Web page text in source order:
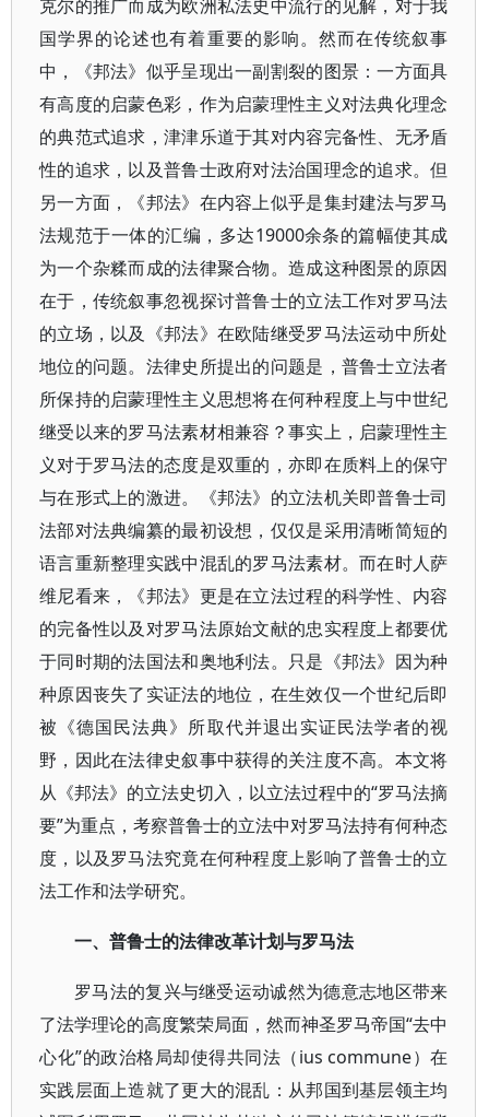
克尔的推广而成为欧洲私法史中流行的见解，对于我
国学界的论述也有着重要的影响。然而在传统叙事
中，《邦法》似乎呈现出一副割裂的图景：一方面具
有高度的启蒙色彩，作为启蒙理性主义对法典化理念
的典范式追求，津津乐道于其对内容完备性、无矛盾
性的追求，以及普鲁士政府对法治国理念的追求。但
另一方面，《邦法》在内容上似乎是集封建法与罗马
法规范于一体的汇编，多达19000余条的篇幅使其成
为一个杂糅而成的法律聚合物。造成这种图景的原因
在于，传统叙事忽视探讨普鲁士的立法工作对罗马法
的立场，以及《邦法》在欧陆继受罗马法运动中所处
地位的问题。法律史所提出的问题是，普鲁士立法者
所保持的启蒙理性主义思想将在何种程度上与中世纪
继受以来的罗马法素材相兼容？事实上，启蒙理性主
义对于罗马法的态度是双重的，亦即在质料上的保守
与在形式上的激进。《邦法》的立法机关即普鲁士司
法部对法典编纂的最初设想，仅仅是采用清晰简短的
语言重新整理实践中混乱的罗马法素材。而在时人萨
维尼看来，《邦法》更是在立法过程的科学性、内容
的完备性以及对罗马法原始文献的忠实程度上都要优
于同时期的法国法和奥地利法。只是《邦法》因为种
种原因丧失了实证法的地位，在生效仅一个世纪后即
被《德国民法典》所取代并退出实证民法学者的视
野，因此在法律史叙事中获得的关注度不高。本文将
从《邦法》的立法史切入，以立法过程中的“罗马法摘
要”为重点，考察普鲁士的立法中对罗马法持有何种态
度，以及罗马法究竟在何种程度上影响了普鲁士的立
法工作和法学研究。
一、普鲁士的法律改革计划与罗马法
罗马法的复兴与继受运动诚然为德意志地区带来
了法学理论的高度繁荣局面，然而神圣罗马帝国“去中
心化”的政治格局却使得共同法（ius commune）在
实践层面上造就了更大的混乱：从邦国到基层领主均